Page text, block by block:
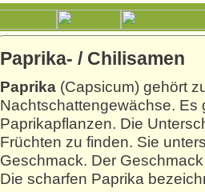
Paprika- / Chilisamen
Paprika (Capsicum) gehört
Nachtschattengewächse. Es
Paprikapflanzen. Die
Früchten zu finden. Sie
Geschmack. Der
Die scharfen Paprika